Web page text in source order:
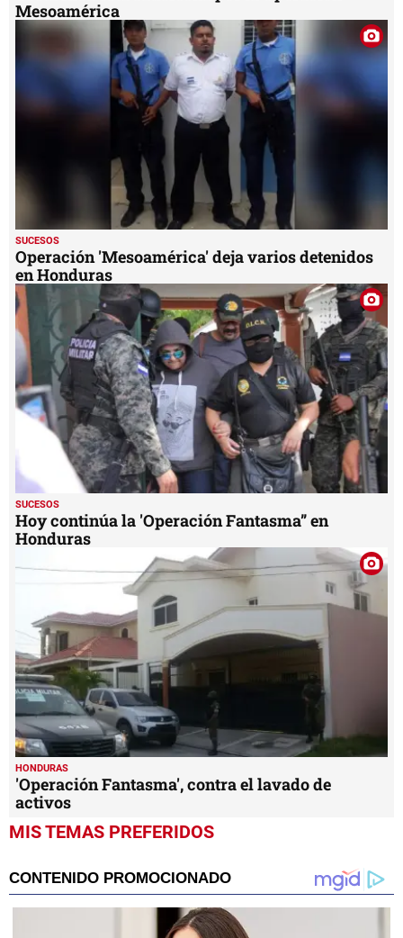
Mesoamérica
SUCESOS
Operación 'Mesoamérica' deja varios detenidos
en Honduras
SUCESOS
Hoy continúa la 'Operación Fantasma” en
Honduras
HONDURAS
'Operación Fantasma', contra el lavado de
activos
MIS TEMAS PREFERIDOS